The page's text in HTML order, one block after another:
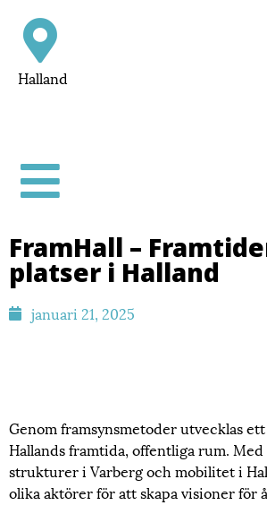
Halland
FramHall –
platser i Halland
januari 21, 2025
Genom framsynsmetoder utvecklas
Hallands framtida, offentliga rum.
strukturer i Varberg och mobilitet i
olika aktörer för att skapa visioner för